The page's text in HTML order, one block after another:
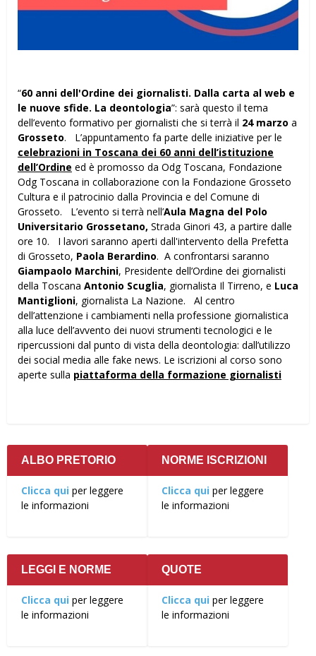
“60 anni dell'Ordine dei giornalisti. Dalla carta al web e
le nuove sfide. La deontologia”: sarà questo il tema
dell’evento formativo per giornalisti che si terrà il 24 marzo a
Grosseto. L’appuntamento fa parte delle iniziative per le
celebrazioni in Toscana dei 60 anni dell’istituzione
dell’Ordine ed è promosso da Odg Toscana, Fondazione
Odg Toscana in collaborazione con la Fondazione Grosseto
Cultura e il patrocinio dalla Provincia e del Comune di
Grosseto. L’evento si terrà nell’Aula Magna del Polo
Universitario Grossetano, Strada Ginori 43, a partire dalle
ore 10. I lavori saranno aperti dall'intervento della Prefetta
di Grosseto, Paola Berardino. A confrontarsi saranno
Giampaolo Marchini, Presidente dell’Ordine dei giornalisti
della Toscana Antonio Scuglia, giornalista Il Tirreno, e Luca
Mantiglioni, giornalista La Nazione. Al centro
dell’attenzione i cambiamenti nella professione giornalistica
alla luce dell’avvento dei nuovi strumenti tecnologici e le
ripercussioni dal punto di vista della deontologia: dall’utilizzo
dei social media alle fake news. Le iscrizioni al corso sono
aperte sulla piattaforma della formazione giornalisti
ALBO PRETORIO
Clicca qui per leggere
le informazioni
NORME ISCRIZIONI
Clicca qui per leggere
le informazioni
LEGGI E NORME
Clicca qui per leggere
le informazioni
QUOTE
Clicca qui per leggere
le informazioni